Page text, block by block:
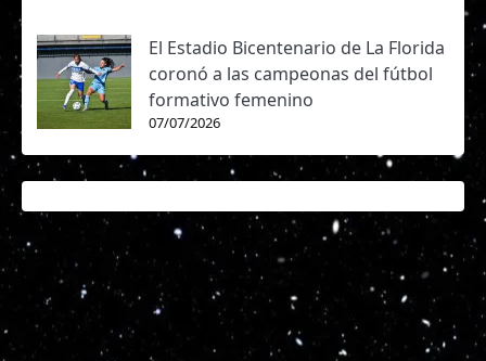
El Estadio Bicentenario de La Florida
coronó a las campeonas del fútbol
formativo femenino
07/07/2026